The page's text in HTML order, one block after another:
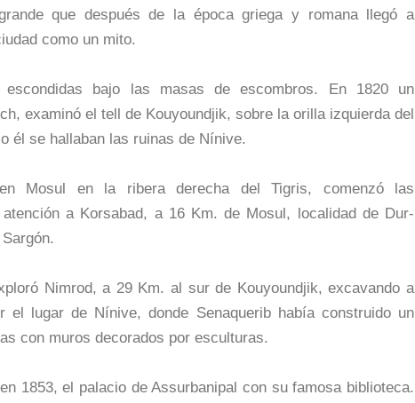
que después de la época griega y romana llegó a
como un mito.
bajo las masas de escombros. En 1820 un
examinó el tell de Kouyoundjik, sobre la orilla izquierda del
él se hallaban las ruinas de Nínive.
Mosul en la ribera derecha del Tigris, comenzó las
a Korsabad, a 16 Km. de Mosul, localidad de Dur-
Nimrod, a 29 Km. al sur de Kouyoundjik, excavando a
el lugar de Nínive, donde Senaquerib había construido un
con muros decorados por esculturas.
1853, el palacio de Assurbanipal con su famosa biblioteca.